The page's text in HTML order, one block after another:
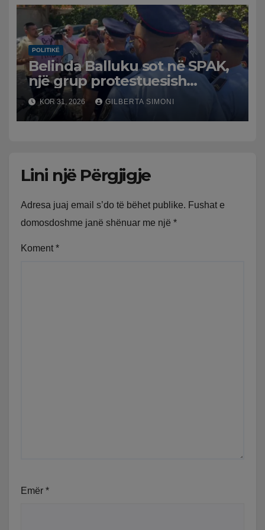
POLITIKË
Belinda Balluku sot në SPAK,
një grup protestuesish
grumbullohen para
Prokurorisë së Posaçme
KOR 31, 2026 GILBERTA SIMONI
Lini një Përgjigje
Adresa juaj email s’do të bëhet publike. Fushat e
domosdoshme janë shënuar me një *
Koment *
Emër *